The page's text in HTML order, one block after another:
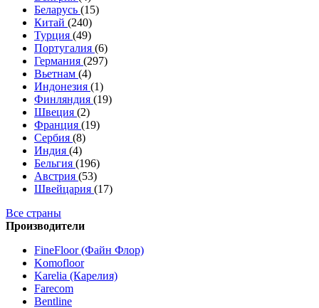
Беларусь (15)
Китай (240)
Турция (49)
Португалия (6)
Германия (297)
Вьетнам (4)
Индонезия (1)
Финляндия (19)
Швеция (2)
Франция (19)
Сербия (8)
Индия (4)
Бельгия (196)
Австрия (53)
Швейцария (17)
Все страны
Производители
FineFloor (Файн Флор)
Komofloor
Karelia (Карелия)
Farecom
Bentline